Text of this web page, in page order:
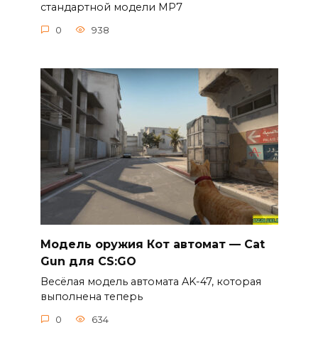
стандартной модели MP7
0 938
Модель оружия Кот автомат — Cat
Gun для CS:GO
Весёлая модель автомата AK-47, которая
выполнена теперь
0 634